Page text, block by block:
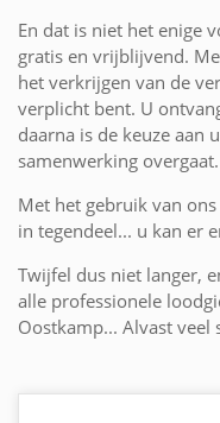
En dat is niet het enige
gratis en vrijblijvend.
het verkrijgen van de
verplicht bent. U
daarna is de keuze aan
samenwerking overgaat.
Met het gebruik van
in tegendeel... u kan er
Twijfel dus niet langer,
alle professionele
Oostkamp... Alvast veel